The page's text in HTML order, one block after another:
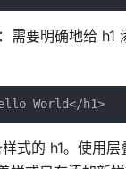
要明确地给
World</h1>
式的 h1。使用